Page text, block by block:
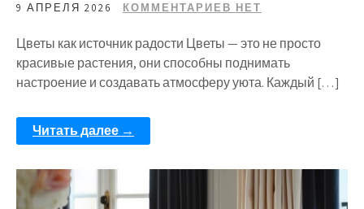
9 АПРЕЛЯ 2026 КОММЕНТАРИЕВ НЕТ
Цветы как источник радости Цветы — это не просто
красивые растения, они способны поднимать
настроение и создавать атмосферу уюта. Каждый […]
Читать далее →